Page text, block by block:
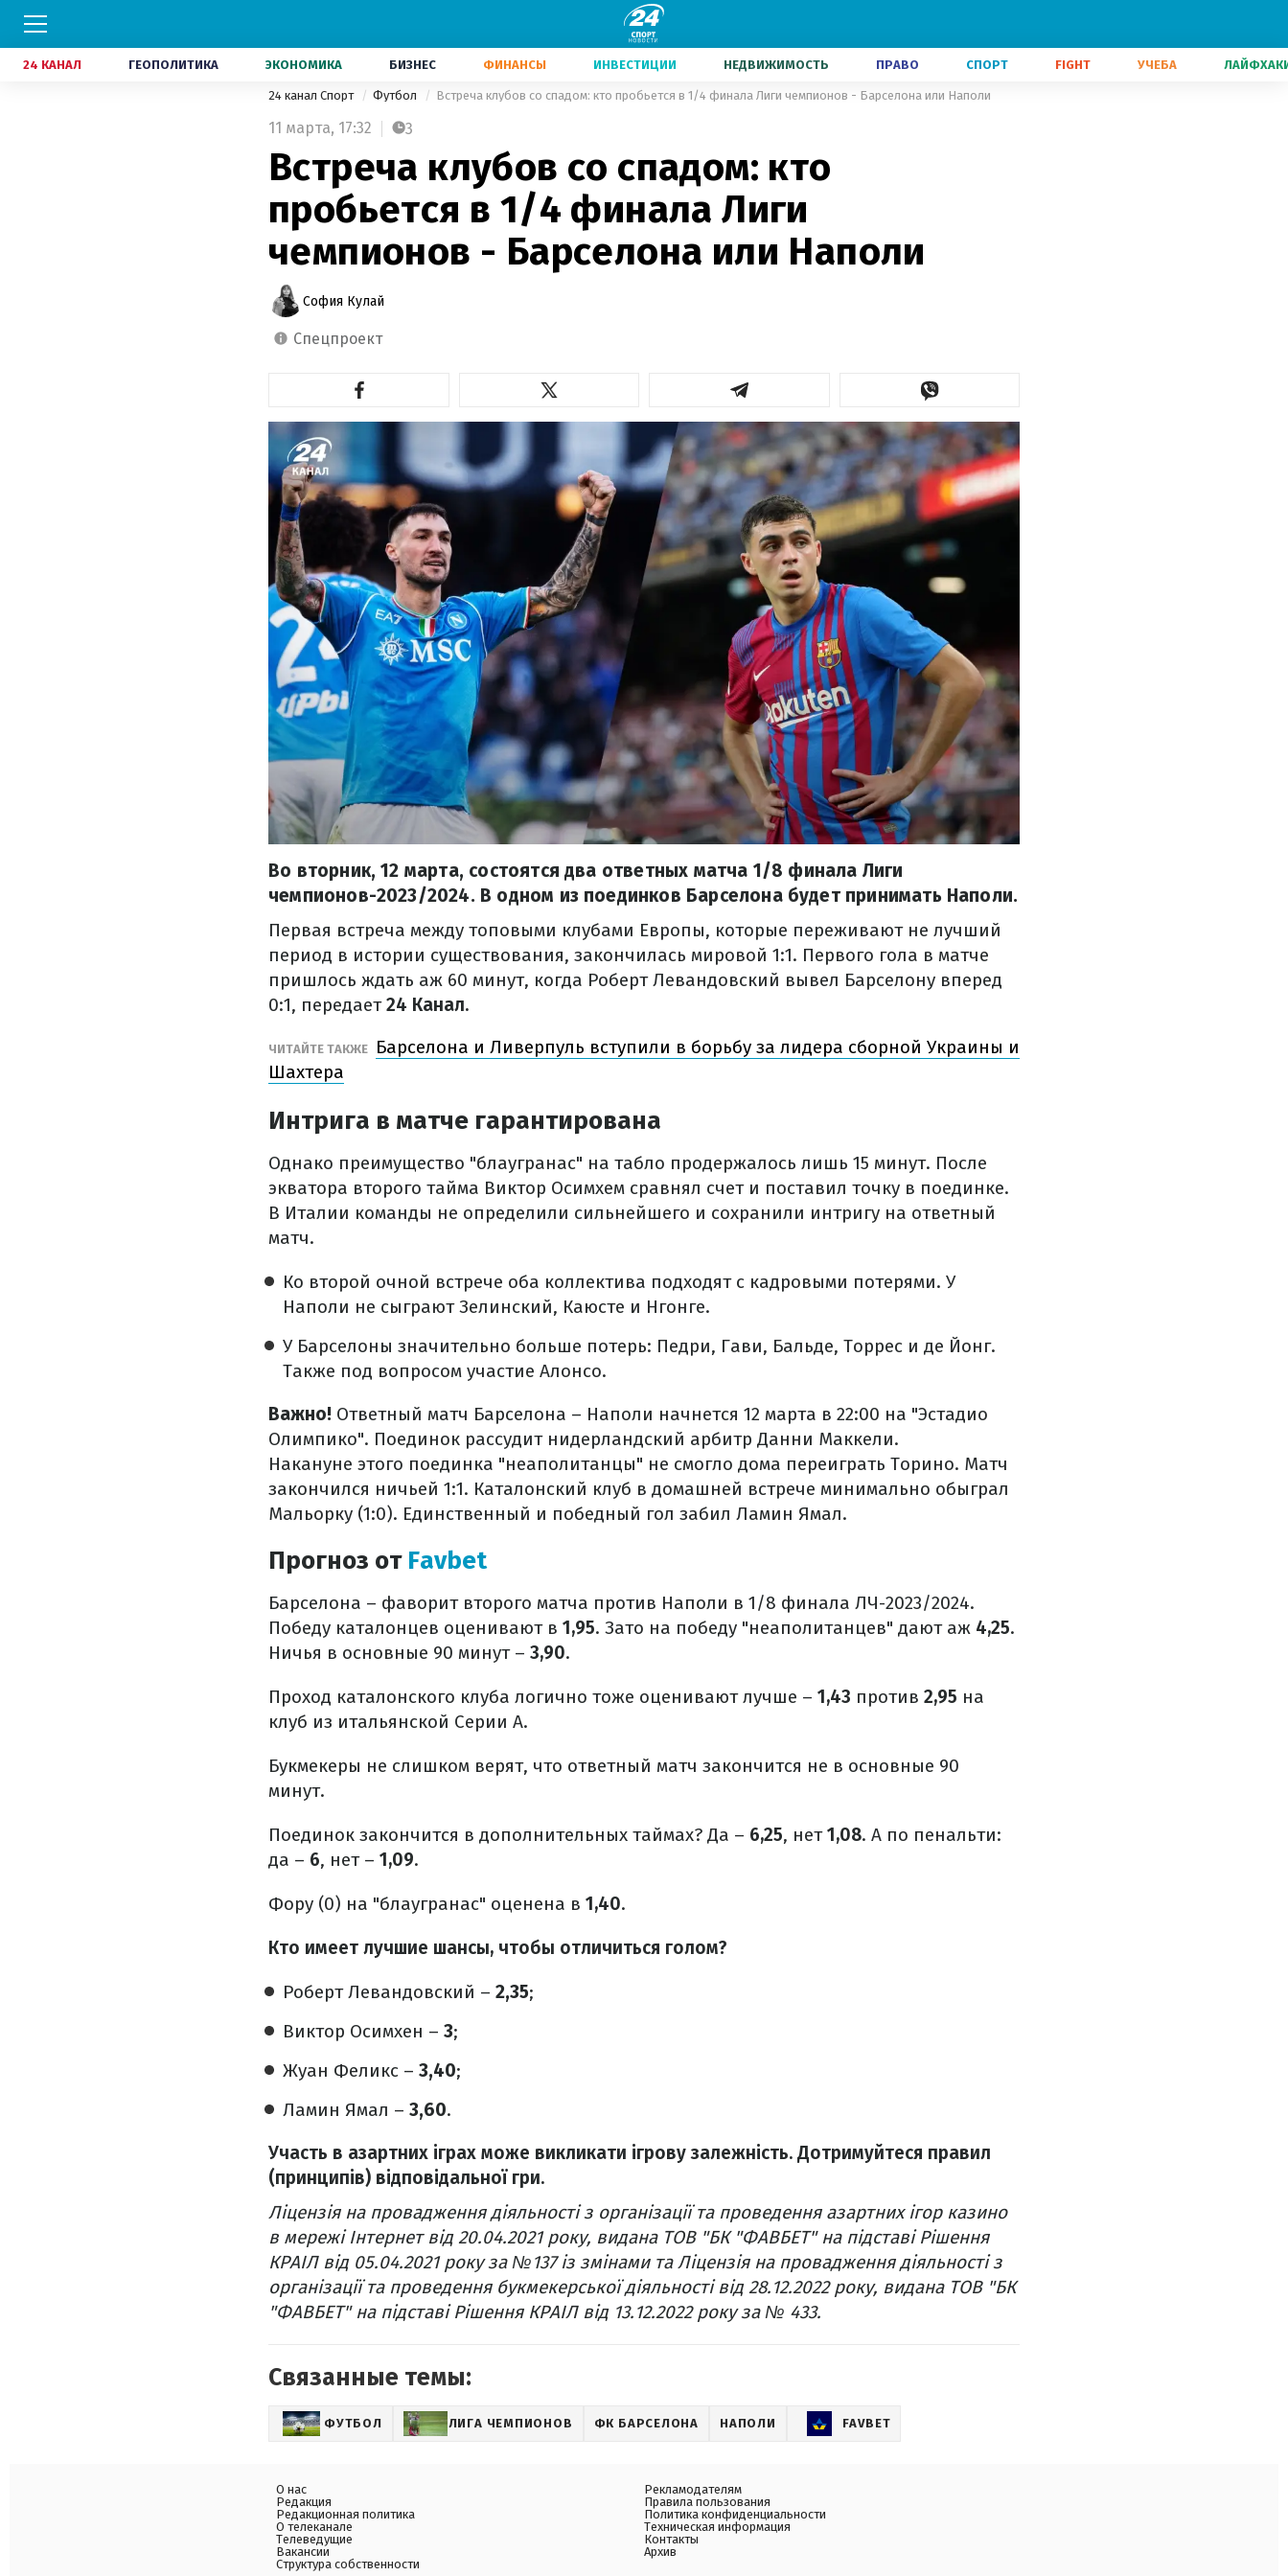
24 КАНАЛ ГЕОПОЛИТИКА ЭКОНОМИКА БИЗНЕС ФИНАНСЫ ИНВЕСТИЦИИ НЕДВИЖИМОСТЬ ПРАВО СПОРТ FIGHT УЧЕБА
24 канал Спорт Футбол Встреча клубов со спадом: кто пробьется в 1/4 финала Лиги чемпионов - Барселона или Наполи
11 марта, 17:32 3
Встреча клубов со спадом: кто
пробьется в 1/4 финала Лиги
чемпионов - Барселона или Наполи
София Кулай
спецпроект
Во вторник, 12 марта, состоятся два ответных матча 1/8 финала Лиги
чемпионов-2023/2024. В одном из поединков Барселона будет принимать Наполи.
Первая встреча между топовыми клубами Европы, которые переживают не лучший
период в истории существования, закончилась мировой 1:1. Первого гола в матче
пришлось ждать аж 60 минут, когда Роберт Левандовский вывел Барселону вперед
0:1, передает24 Канал.
ЧИТАЙТЕ ТАКЖЕ
Барселона и Ливерпуль вступили в борьбу за лидера сборной Украины и
Шахтера
Интрига в матче гарантирована
Однако преимущество "блаугранас" на табло продержалось лишь 15 минут. После
экватора второго тайма Виктор Осимхем сравнял счет и поставил точку в поединке.
В Италии команды не определили сильнейшего и сохранили интригу на ответный
матч.
Ко второй очной встрече оба коллектива подходят с кадровыми потерями. У
Наполи не сыграют Зелинский, Каюсте и Нгонге.
У Барселоны значительно больше потерь: Педри, Гави, Бальде, Торрес и де Йонг.
Также под вопросом участие Алонсо.
Важно! Ответный матч Барселона – Наполи начнется 12 марта в 22:00 на "Эстадио
Олимпико". Поединок рассудит нидерландский арбитр Данни Маккели.
Накануне этого поединка "неаполитанцы" не смогло дома переиграть Торино. Матч
закончился ничьей 1:1. Каталонский клуб в домашней встрече минимально обыграл
Мальорку (1:0). Единственный и победный гол забил Ламин Ямал.
Прогноз от Favbet
Барселона – фаворит второго матча против Наполи в 1/8 финала ЛЧ-2023/2024.
Победу каталонцев оценивают в 1,95. Зато на победу "неаполитанцев" дают аж 4,25.
Ничья в основные 90 минут – 3,90.
Проход каталонского клуба логично тоже оценивают лучше – 1,43 против 2,95 на
клуб из итальянской Серии А.
Букмекеры не слишком верят, что ответный матч закончится не в основные 90
минут.
Поединок закончится в дополнительных таймах? Да – 6,25, нет1,08. А по пенальти:
да – 6, нет – 1,09.
Фору (0) на "блаугранас" оценена в 1,40.
Кто имеет лучшие шансы, чтобы отличиться голом?
Роберт Левандовский – 2,35;
Виктор Осимхен – 3;
Жуан Феликс – 3,40;
Ламин Ямал – 3,60.
Участь в азартних іграх може викликати ігрову залежність. Дотримуйтеся правил
(принципів) відповідальної гри.
Ліцензія на провадження діяльності з організації та проведення азартних ігор казино
в мережі Інтернет від 20.04.2021 року, видана ТОВ "БК "ФАВБЕТ" на підставі Рішення
КРАІЛ від 05.04.2021 року за №137 із змінами та Ліцензія на провадження діяльності з
організації та проведення букмекерської діяльності від 28.12.2022 року, видана ТОВ "БК
"ФАВБЕТ" на підставі Рішення КРАІЛ від 13.12.2022 року за № 433.
Связанные темы:
ФУТБОЛ ЛИГА ЧЕМПИОНОВ ФК БАРСЕЛОНА НАПОЛИ FAVBET
О нас
Редакция
Редакционная политика
О телеканале
Телеведущие
Вакансии
Структура собственности
Рекламодателям
Правила пользования
Политика конфиденциальности
Техническая информация
Контакты
Архив